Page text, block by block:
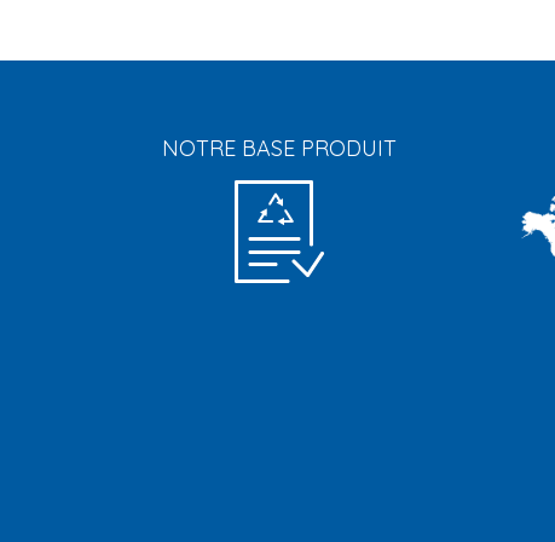
NOTRE BASE PRODUIT